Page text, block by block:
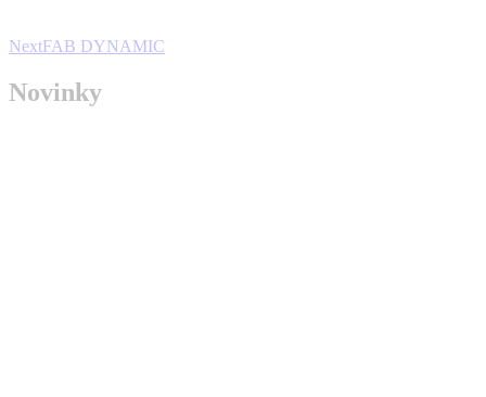
NextNext
FAB DYNAMIC
Novinky